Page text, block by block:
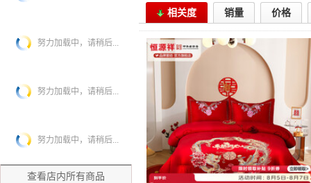
努力加载中，请稍后...
努力加载中，请稍后...
努力加载中，请稍后...
查看店内所有商品
相关度 销量 价格